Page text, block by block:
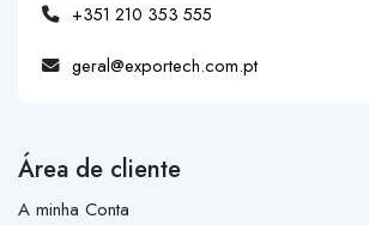
+351 210 353 555
geral@exportech.com.pt
Área de cliente
A minha Conta